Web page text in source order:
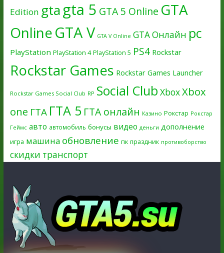
Edition gtagta 5 GTA 5 Online GTA
OnlineGTA V GTA V Online GTA Онлайн pc
PlayStation PlayStation 4 PlayStation 5 PS4 Rockstar
Rockstar Games Rockstar Games Launcher
Rockstar Games Social Club RP Social Club XboxXbox
one ГТА ГТА 5 ГТА онлайн Казино Рокстар Рокстар
Геймс авто автомобиль бонусы видео деньги дополнение
игра машина обновление пк праздник противоборство
скидки транспорт